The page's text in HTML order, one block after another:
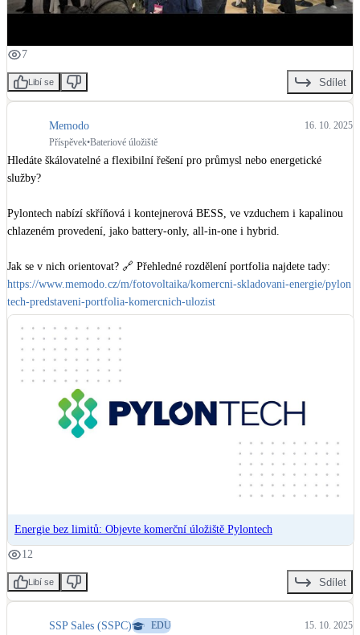
7
Libí se Sdílet
Memodo
16. 10. 2025
Příspěvek•Bateriové úložiště
Hledáte škálovatelné a flexibilní řešení pro průmysl nebo energetické
služby?
Pylontech nabízí skříňová i kontejnerová BESS, ve vzduchem i kapalinou
chlazeném provedení, jako battery-only, all-in-one i hybrid.
https://www.memodo.cz/m/fotovoltaika/komercni-skladovani-energie/pylon
tech-predstaveni-portfolia-komercnich-ulozist
Energie bez limitů: Objevte komerční úložiště Pylontech
12
Libí se Sdílet
SSP Sales (SSPC) EDU
15. 10. 2025